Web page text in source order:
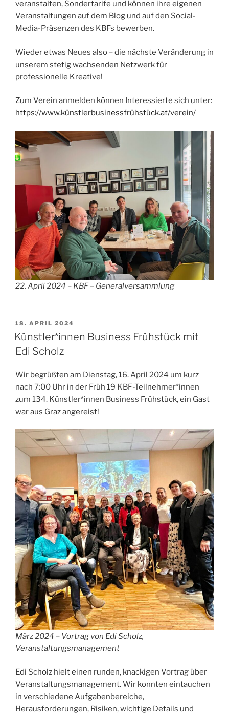
veranstalten, Sondertarife und können ihre eigenen
Veranstaltungen auf dem Blog und auf den Social-
Media-Präsenzen des KBFs bewerben.
Wieder etwas Neues also – die nächste Veränderung in
unserem stetig wachsenden Netzwerk für
professionelle Kreative!
Zum Verein anmelden können Interessierte sich unter:
https://www.künstlerbusinessfrühstück.at/verein/
22. April 2024 – KBF – Generalversammlung
VERÖFFENTLICHT
AM
18. APRIL 2024
Künstler*innen Business Frühstück mit
Edi Scholz
Wir begrüßten am Dienstag, 16. April 2024 um kurz
nach 7:00 Uhr in der Früh 19 KBF-Teilnehmer*innen
zum 134. Künstler*innen Business Frühstück, ein Gast
war aus Graz angereist!
März 2024 – Vortrag von Edi Scholz,
Veranstaltungsmanagement
Edi Scholz hielt einen runden, knackigen Vortrag über
Veranstaltungsmanagement. Wir konnten eintauchen
in verschiedene Aufgabenbereiche,
Herausforderungen, Risiken, wichtige Details und